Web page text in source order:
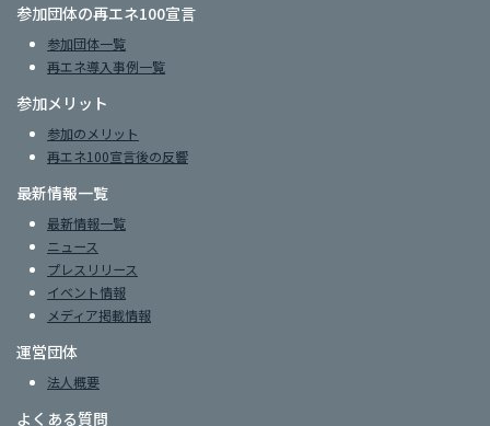
参加団体の再エネ100宣言
参加団体一覧
再エネ導入事例一覧
参加メリット
参加のメリット
再エネ100宣言後の反響
最新情報一覧
最新情報一覧
ニュース
プレスリリース
イベント情報
メディア掲載情報
運営団体
法人概要
よくある質問